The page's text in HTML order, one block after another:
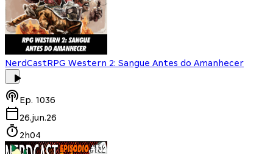
NerdCastRPG Western 2: Sangue Antes do Amanhecer
Ep. 1036
26.jun.26
2h04